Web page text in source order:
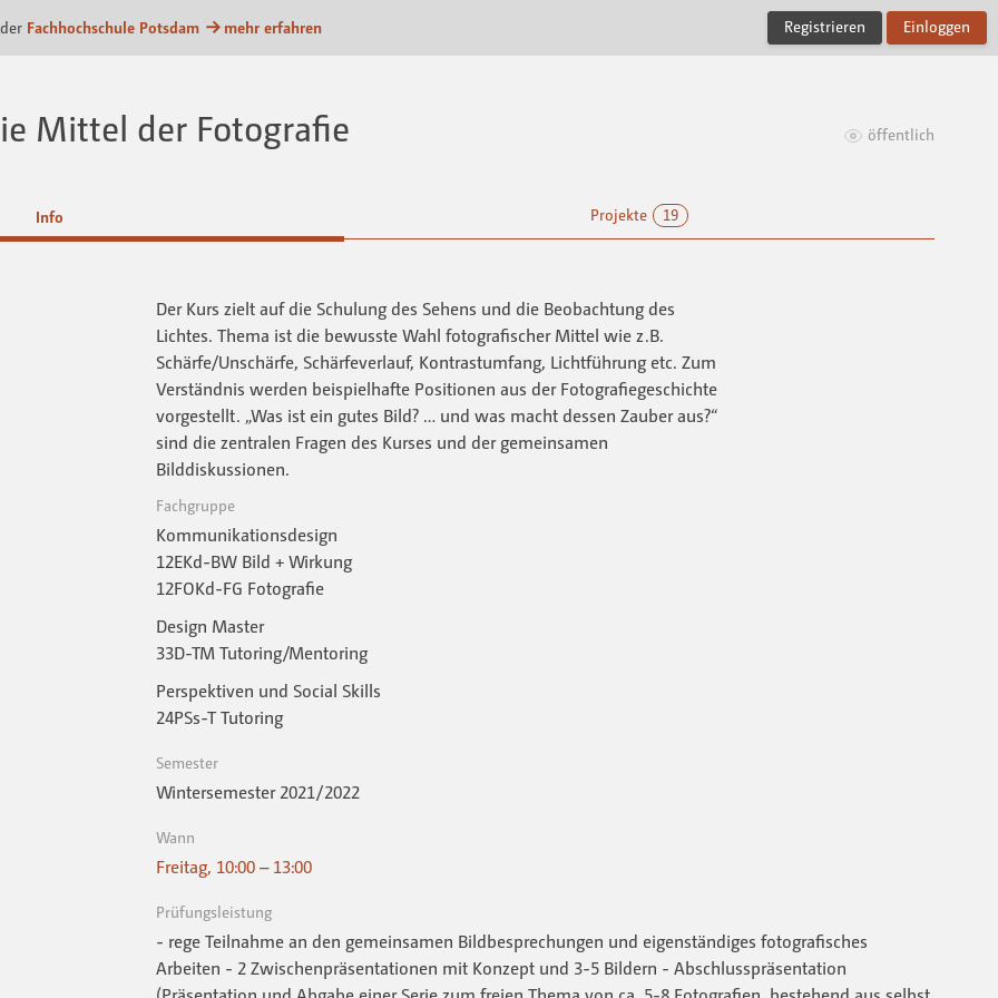
Fachhochschule Potsdam mehr erfahren Registrieren Einloggen
Mittel der Fotografie öffentlich
Info Projekte 19
Der Kurs zielt auf die Schulung des Sehens und die Beobachtung des
Lichtes. Thema ist die bewusste Wahl fotografischer Mittel wie z.B.
Schärfe/Unschärfe, Schärfeverlauf, Kontrastumfang, Lichtführung etc. Zum
Verständnis werden beispielhafte Positionen aus der Fotografiegeschichte
vorgestellt. „Was ist ein gutes Bild? … und was macht dessen Zauber aus?“
sind die zentralen Fragen des Kurses und der gemeinsamen
Bilddiskussionen.
Fachgruppe
Kommunikationsdesign
12EKd-BW Bild + Wirkung
12FOKd-FG Fotografie
Design Master
33D-TM Tutoring/Mentoring
Perspektiven und Social Skills
24PSs-T Tutoring
Semester
Wintersemester 2021 / 2022
Wann
Freitag, 10:00 – 13:00
Prüfungsleistung
- rege Teilnahme an den gemeinsamen Bildbesprechungen und eigenständiges fotografisches
Arbeiten - 2 Zwischenpräsentationen mit Konzept und 3-5 Bildern - Abschlusspräsentation